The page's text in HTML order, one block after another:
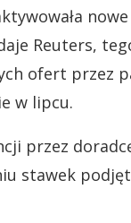
Reuters,
ofert przez
w lipcu.
przez
stawek